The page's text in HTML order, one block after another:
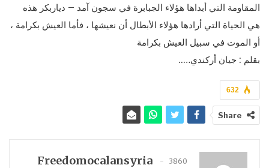
المقاومة التي أبداها هؤلاء الجبابرة في سجون آمد – دياربكر هذه
هي الحياة التي أرادها هؤلاء الأبطال أن نعيشها ، فأما العيش بكرامة ،
أو الموت في سبيل العيش بكرامة
بقلم : جيان أركندي…..
632
Share
Freedomocalansyria
3860